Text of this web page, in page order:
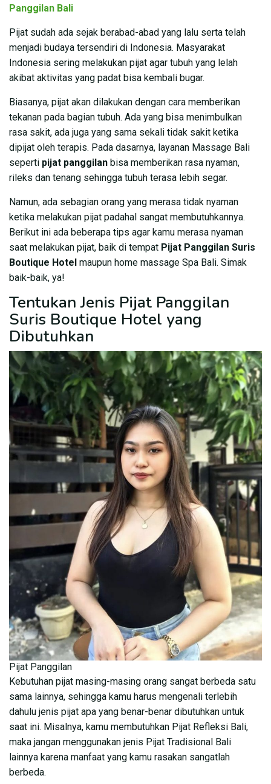
Panggilan Bali
Pijat sudah ada sejak berabad-abad yang lalu serta telah
menjadi budaya tersendiri di Indonesia. Masyarakat
Indonesia sering melakukan pijat agar tubuh yang lelah
akibat aktivitas yang padat bisa kembali bugar.
Biasanya, pijat akan dilakukan dengan cara memberikan
tekanan pada bagian tubuh. Ada yang bisa menimbulkan
rasa sakit, ada juga yang sama sekali tidak sakit ketika
dipijat oleh terapis. Pada dasarnya, layanan Massage Bali
seperti pijat panggilan bisa memberikan rasa nyaman,
rileks dan tenang sehingga tubuh terasa lebih segar.
Namun, ada sebagian orang yang merasa tidak nyaman
ketika melakukan pijat padahal sangat membutuhkannya.
Berikut ini ada beberapa tips agar kamu merasa nyaman
saat melakukan pijat, baik di tempat Pijat Panggilan Suris
Boutique Hotel maupun home massage Spa Bali. Simak
baik-baik, ya!
Tentukan Jenis Pijat Panggilan
Suris Boutique Hotel yang
Dibutuhkan
Pijat Panggilan
Kebutuhan pijat masing-masing orang sangat berbeda satu
sama lainnya, sehingga kamu harus mengenali terlebih
dahulu jenis pijat apa yang benar-benar dibutuhkan untuk
saat ini. Misalnya, kamu membutuhkan Pijat Refleksi Bali,
maka jangan menggunakan jenis Pijat Tradisional Bali
lainnya karena manfaat yang kamu rasakan sangatlah
berbeda.